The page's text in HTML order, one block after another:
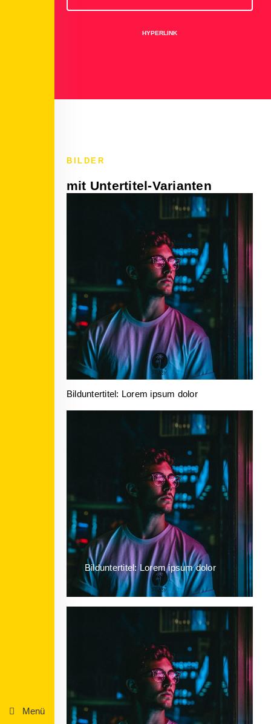
Menü
HYPERLINK
BILDER
mit Untertitel-Varianten
Bilduntertitel: Lorem ipsum dolor
Bilduntertitel: Lorem ipsum dolor